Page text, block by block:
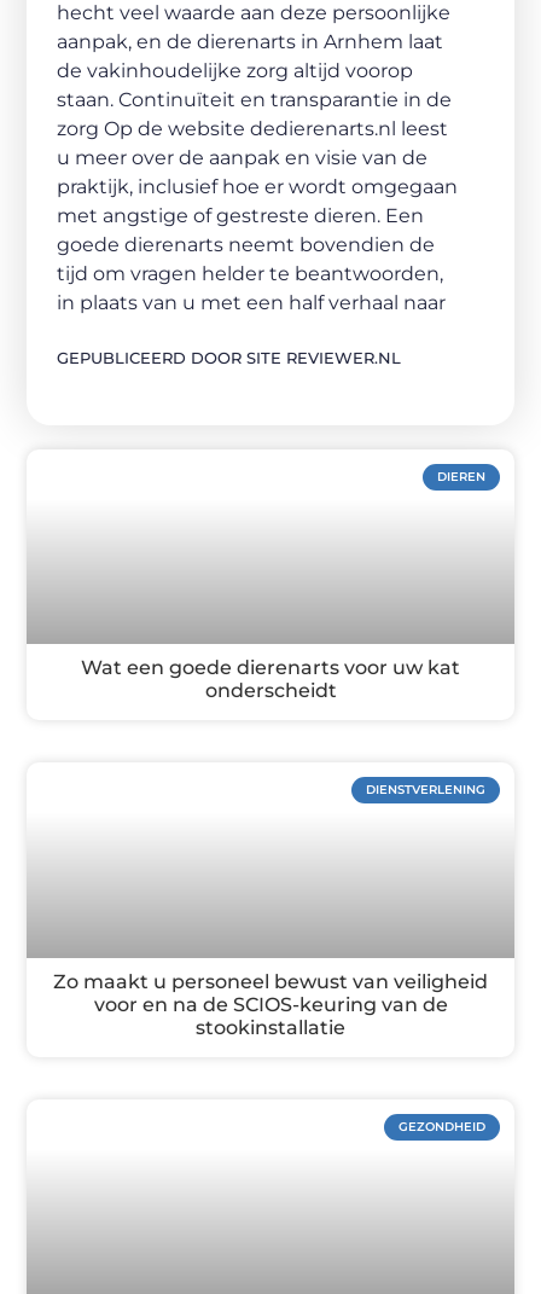
hecht veel waarde aan deze persoonlijke
aanpak, en de dierenarts in Arnhem laat
de vakinhoudelijke zorg altijd voorop
staan. Continuïteit en transparantie in de
zorg Op de website dedierenarts.nl leest
u meer over de aanpak en visie van de
praktijk, inclusief hoe er wordt omgegaan
met angstige of gestreste dieren. Een
goede dierenarts neemt bovendien de
tijd om vragen helder te beantwoorden,
in plaats van u met een half verhaal naar
GEPUBLICEERD DOOR SITE REVIEWER.NL
DIEREN
Wat een goede dierenarts voor uw kat
onderscheidt
DIENSTVERLENING
Zo maakt u personeel bewust van veiligheid
voor en na de SCIOS-keuring van de
stookinstallatie
GEZONDHEID